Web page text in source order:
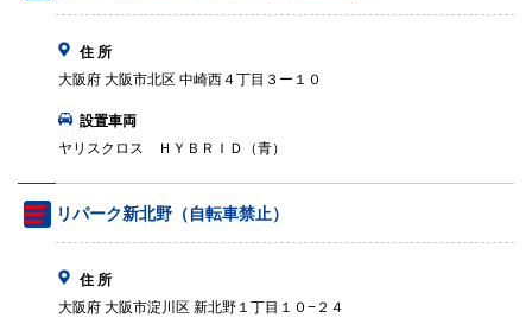
住 所
大阪府 大阪市北区 中崎西４丁目３ー１０
設置車両
ヤリスクロス ＨＹＢＲＩＤ（青）
リパーク新北野（自転車禁止）
住 所
大阪府 大阪市淀川区 新北野１丁目１０−２４